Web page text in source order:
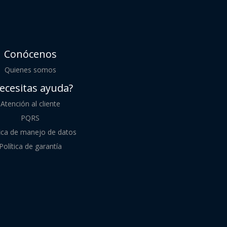
Conócenos
Quienes somos
ayuda?
Atención al cliente
PQRS
de manejo de datos
Política de garantía